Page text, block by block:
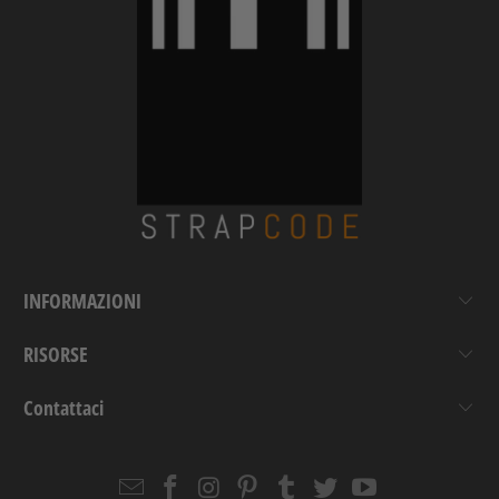
INFORMAZIONI
RISORSE
Contattaci
EmailStrapcode
Strapcode
Strapcode
Strapcode
Strapcode